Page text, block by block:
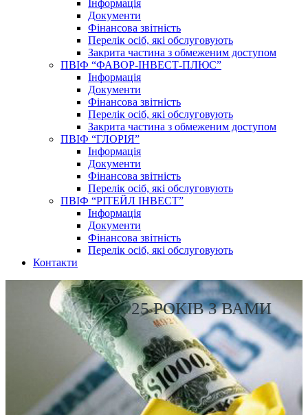
Інформація
Документи
Фінансова звітність
Перелік осіб, які обслуговують
Закрита частина з обмеженим доступом
ПВІФ “ФАВОР-ІНВЕСТ-ПЛЮС”
Інформація
Документи
Фінансова звітність
Перелік осіб, які обслуговують
Закрита частина з обмеженим доступом
ПВІФ “ГЛОРІЯ”
Інформація
Документи
Фінансова звітність
Перелік осіб, які обслуговують
ПВІФ “РІТЕЙЛ ІНВЕСТ”
Інформація
Документи
Фінансова звітність
Перелік осіб, які обслуговують
Контакти
25 РОКІВ З ВАМИ